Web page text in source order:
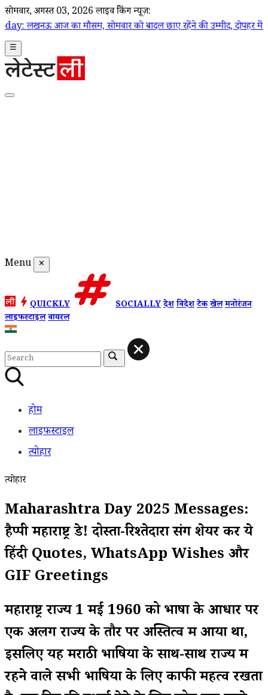
सोमवार, अगस्त 03, 2026 लाइव ब्रेकिंग न्यूज़:
सोमवार को बादल छाए रहेंने की उम्मीद, दोपहर में बारिश की
☰
Menu ✕
QUICKLY SOCIALLYदेशविदेशटेकखेलमनोरंजन
लाइफस्टाइलवायरल
होम
लाइफस्टाइल
त्योहार
त्योहार
Maharashtra Day 2025 Messages:
हैप्पी महाराष्ट्र डे! दोस्तों-रिश्तेदारों संग शेयर करें ये
हिंदी Quotes, WhatsApp Wishes और
GIF Greetings
महाराष्ट्र राज्य 1 मई 1960 को भाषा के आधार पर
एक अलग राज्य के तौर पर अस्तित्व में आया था,
इसलिए यह मराठी भाषियों के साथ-साथ राज्य में
रहने वाले सभी भाषियों के लिए काफी महत्व रखता